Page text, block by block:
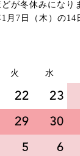
が冬休みになり
1月7日（木）の
火 水
22 23
29 30
5 6